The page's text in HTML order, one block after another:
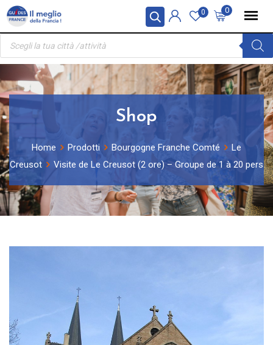
Pannello di gestione dei cookies
Skip
content
0
0
Ricerca
prodotti
Shop
Home Prodotti Bourgogne Franche Comté
Le
Creusot
Visite de Le Creusot (2 ore) – Groupe de 1 à 20 pers